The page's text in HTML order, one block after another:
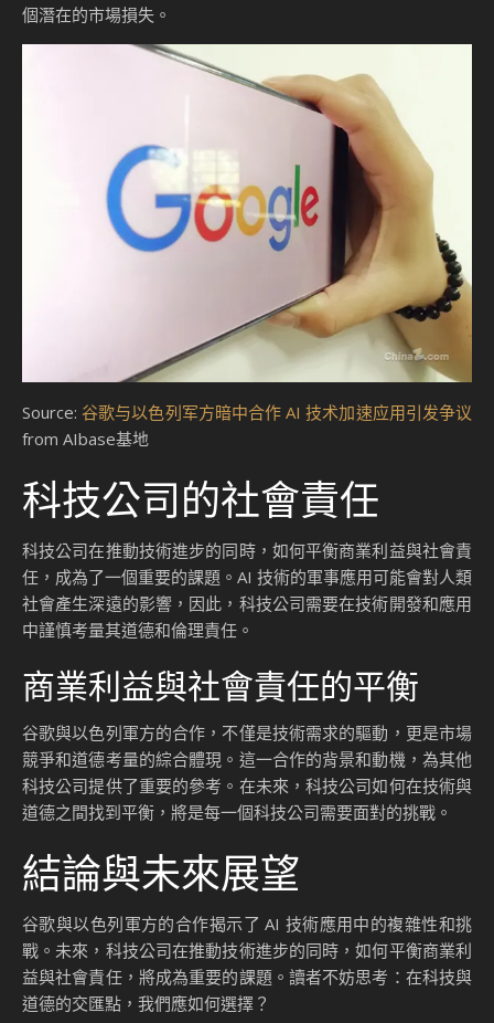
個潛在的市場損失。
Source: 谷歌与以色列军方暗中合作 AI 技术加速应用引发争议
from AIbase基地
科技公司的社會責任
科技公司在推動技術進步的同時，如何平衡商業利益與社會責
任，成為了一個重要的課題。AI 技術的軍事應用可能會對人類
社會產生深遠的影響，因此，科技公司需要在技術開發和應用
中謹慎考量其道德和倫理責任。
商業利益與社會責任的平衡
谷歌與以色列軍方的合作，不僅是技術需求的驅動，更是市場
競爭和道德考量的綜合體現。這一合作的背景和動機，為其他
科技公司提供了重要的參考。在未來，科技公司如何在技術與
道德之間找到平衡，將是每一個科技公司需要面對的挑戰。
結論與未來展望
谷歌與以色列軍方的合作揭示了 AI 技術應用中的複雜性和挑
戰。未來，科技公司在推動技術進步的同時，如何平衡商業利
益與社會責任，將成為重要的課題。讀者不妨思考：在科技與
道德的交匯點，我們應如何選擇？